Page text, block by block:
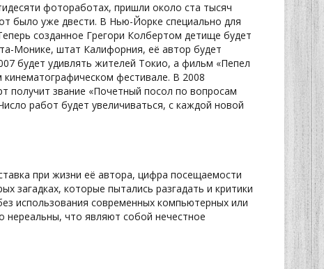
фотоработах, пришли около ста тысяч
было уже двести. В Нью-Йорке специально для
созданное Грегори Колбертом детище будет
Монике, штат Калифорния, её автор будет
будет удивлять жителей Токио, а фильм «Пепел
кинематографическом фестивале. В 2008
получит звание «Почетный посол по вопросам
работ будет увеличиваться, с каждой новой
при жизни её автора, цифра посещаемости
загадках, которые пытались разгадать и критики
использования современных компьютерных или
нереальны, что являют собой нечестное